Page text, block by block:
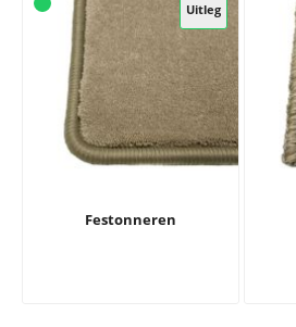
Uitleg
Festonneren